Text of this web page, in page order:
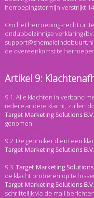
herroepingstermijn verstrijkt
Om het herroepingsrecht uit
ondubbelzinnige verklaring
de overeenkomst te
Artikel 9:
9.1. Alle klachten in verband
iedere andere klacht, zullen
genomen.
9.2. De gebruiker dient een
9.3.
de klacht proberen op te
schriftelijk via de mail